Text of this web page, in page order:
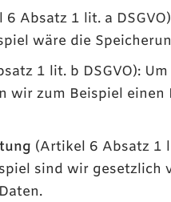
6 Absatz 1 lit. a
wäre die
1 lit. b DSGVO):
wir zum Beispiel
(Artikel 6 Absatz 1
sind wir